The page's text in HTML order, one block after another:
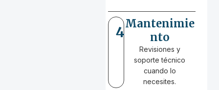
4Mantenimie
nto
Revisiones y
soporte técnico
cuando lo
necesites.